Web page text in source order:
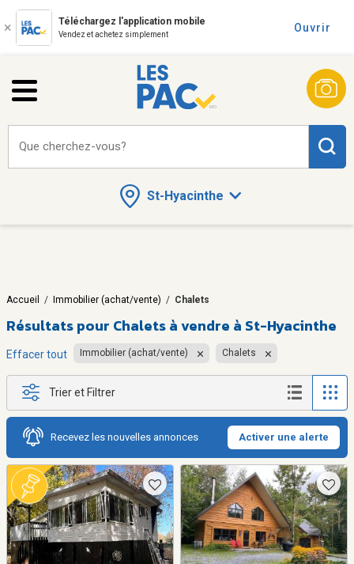
Téléchargez l'application mobile
Vendez et achetez simplement
Ouvrir
St-Hyacinthe
Que cherchez-vous?
Accueil / Immobilier (achat/vente) / Chalets
Résultats pour Chalets à vendre à St-Hyacinthe
Effacer tout Immobilier (achat/vente) Chalets
Trier et Filtrer
Recevez les nouvelles annonces Activer une alerte